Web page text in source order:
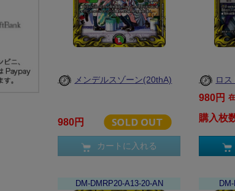
メンデルスゾーン(20thA)
980円
カートに入れる
ロ
980円
購入枚
DM-DMRP20-A13-20-AN